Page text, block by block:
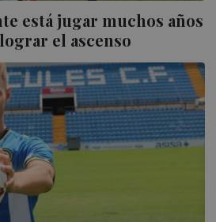
está jugar muchos años
el ascenso